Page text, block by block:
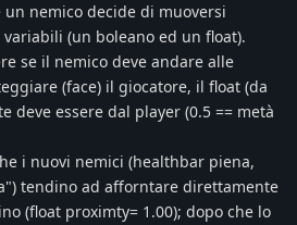
nemico decide di muoversi
(un boleano ed un float).
se il nemico deve andare alle
(face) il giocatore, il float (da
deve essere dal player (0.5 == metà
i nuovi nemici (healthbar piena,
tendino ad afforntare direttamente
(float proximty= 1.00); dopo che lo